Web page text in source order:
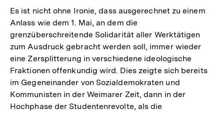
Es ist nicht ohne Ironie, dass ausgerechnet zu einem
Anlass wie dem 1. Mai, an dem die
grenzüberschreitende Solidarität aller Werktätigen
zum Ausdruck gebracht werden soll, immer wieder
eine Zersplitterung in verschiedene ideologische
Fraktionen offenkundig wird. Dies zeigte sich bereits
im Gegeneinander von Sozialdemokraten und
Kommunisten in der Weimarer Zeit, dann in der
Hochphase der Studentenrevolte, als die